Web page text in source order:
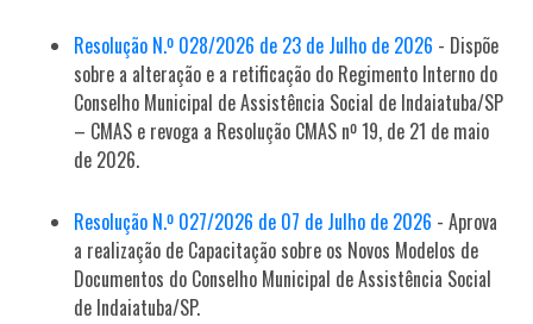
Resolução N.º 028/2026 de 23 de Julho de 2026 - Dispõe
sobre a alteração e a retificação do Regimento Interno do
Conselho Municipal de Assistência Social de Indaiatuba/SP
– CMAS e revoga a Resolução CMAS nº 19, de 21 de maio
de 2026.
Resolução N.º 027/2026 de 07 de Julho de 2026 - Aprova
a realização de Capacitação sobre os Novos Modelos de
Documentos do Conselho Municipal de Assistência Social
de Indaiatuba/SP.